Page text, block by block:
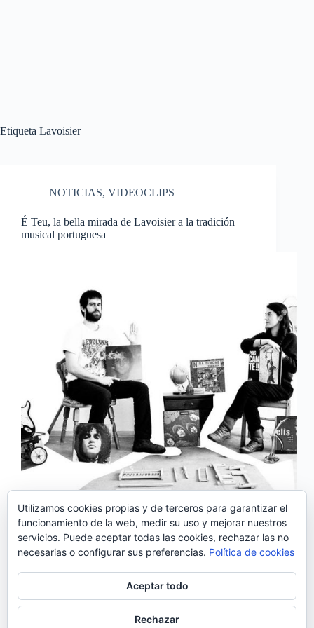
Etiqueta Lavoisier
NOTICIAS, VIDEOCLIPS
É Teu, la bella mirada de Lavoisier a la tradición
musical portuguesa
‘E teu’ es el último trabajo de Lavoisier, dúo
formado por Patrícia Relvas y Roberto Afonso,
una fusión de voces hermosa y perfecta. En 2014
publicaron su primer disco: «Projecto 675″, y ahora
presentan un nuevo trabajo «É Teu», un disco
ecléctico, un disco extraño y diferente con…
Noemí Sánchez
22/04/2018
Utilizamos cookies propias y de terceros para garantizar el
funcionamiento de la web, medir su uso y mejorar nuestros
servicios. Puede aceptar todas las cookies, rechazar las no
necesarias o configurar sus preferencias. Política de cookies
Aceptar todo
Rechazar